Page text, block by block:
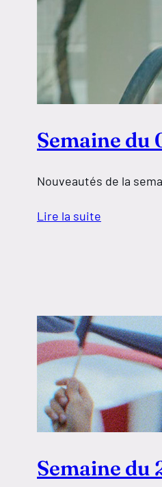
Semaine du
Nouveautés de la
Lire la suite
Semaine du